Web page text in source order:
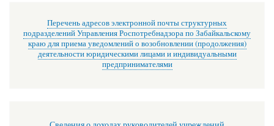
Перечень адресов электронной почты структурных
подразделений Управления Роспотребнадзора по Забайкальскому
краю для приема уведомлений о возобновлении (продолжения)
деятельности юридическими лицами и индивидуальными
предпринимателями